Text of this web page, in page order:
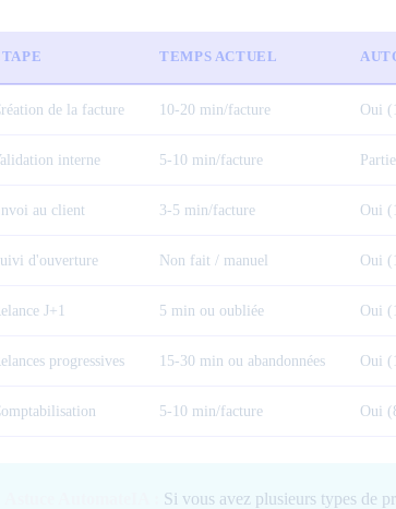
TEMPS ACTUEL
de la facture 10-20 min/facture Oui
interne 5-10 min/facture
au client 3-5 min/facture Oui
d'ouverture Non fait / manuel Oui
J+1 5 min ou oubliée Oui
progressives 15-30 min ou abandonnées Oui
5-10 min/facture Oui
Si vous avez plusieurs types de